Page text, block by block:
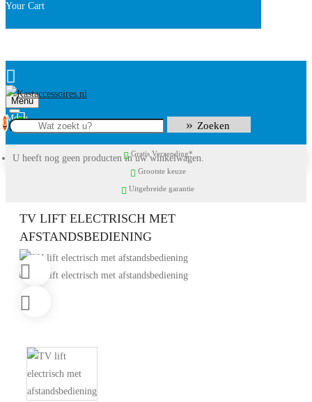
Your Cart
Menu
0
U heeft nog geen producten in uw winkelwagen.
Zoeken
Gratis Verzending*
Grootste keuze
Uitgebreide garantie
TV LIFT ELECTRISCH MET
AFSTANDSBEDIENING